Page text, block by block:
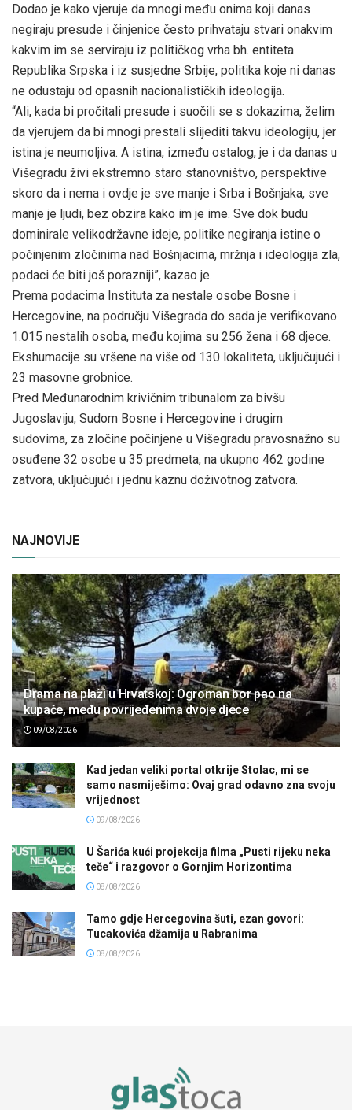
Dodao je kako vjeruje da mnogi među onima koji danas
negiraju presude i činjenice često prihvataju stvari onakvim
kakvim im se serviraju iz političkog vrha bh. entiteta
Republika Srpska i iz susjedne Srbije, politika koje ni danas
ne odustaju od opasnih nacionalističkih ideologija.
“Ali, kada bi pročitali presude i suočili se s dokazima, želim
da vjerujem da bi mnogi prestali slijediti takvu ideologiju, jer
istina je neumoljiva. A istina, između ostalog, je i da danas u
Višegradu živi ekstremno staro stanovništvo, perspektive
skoro da i nema i ovdje je sve manje i Srba i Bošnjaka, sve
manje je ljudi, bez obzira kako im je ime. Sve dok budu
dominirale velikodržavne ideje, politike negiranja istine o
počinjenim zločinima nad Bošnjacima, mržnja i ideologija zla,
podaci će biti još porazniji”, kazao je.
Prema podacima Instituta za nestale osobe Bosne i
Hercegovine, na području Višegrada do sada je verifikovano
1.015 nestalih osoba, među kojima su 256 žena i 68 djece.
Ekshumacije su vršene na više od 130 lokaliteta, uključujući i
23 masovne grobnice.
Pred Međunarodnim krivičnim tribunalom za bivšu
Jugoslaviju, Sudom Bosne i Hercegovine i drugim
sudovima, za zločine počinjene u Višegradu pravosnažno su
osuđene 32 osobe u 35 predmeta, na ukupno 462 godine
zatvora, uključujući i jednu kaznu doživotnog zatvora.
NAJNOVIJE
Drama na plaži u Hrvatskoj: Ogroman bor pao na
kupače, među povrijeđenima dvoje djece
09/08/2026
Kad jedan veliki portal otkrije Stolac, mi se
samo nasmiješimo: Ovaj grad odavno zna svoju
vrijednost
09/08/2026
U Šarića kući projekcija filma „Pusti rijeku neka
teče“ i razgovor o Gornjim Horizontima
08/08/2026
Tamo gdje Hercegovina šuti, ezan govori:
Tucakovića džamija u Rabranima
08/08/2026